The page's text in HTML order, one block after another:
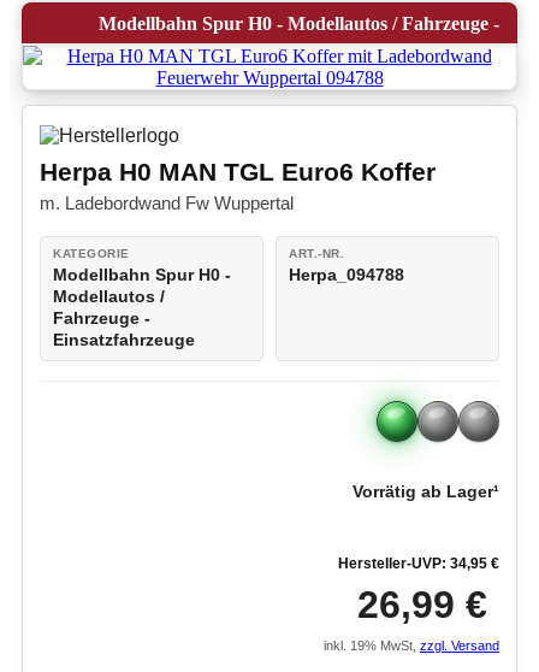
Modellbahn Spur H0 - Modellautos / Fahrzeuge -
Einsatzfahrzeuge
Herpa H0 MAN TGL Euro6 Koffer
m. Ladebordwand Fw Wuppertal
KATEGORIE
Modellbahn Spur H0 -
Modellautos /
Fahrzeuge -
Einsatzfahrzeuge
ART.-NR.
Herpa_094788
Vorrätig ab Lager¹
Hersteller-UVP: 34,95 €
26,99 €
inkl. 19% MwSt, zzgl. Versand